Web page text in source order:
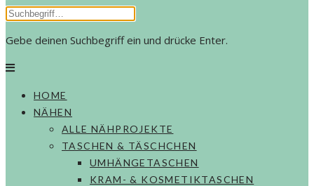
Gebe deinen Suchbegriff ein und drücke Enter.
HOME
NÄHEN
ALLE NÄHPROJEKTE
TASCHEN & TÄSCHCHEN
UMHÄNGETASCHEN
KRAM- & KOSMETIKTASCHEN